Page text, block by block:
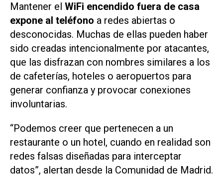
Mantener el WiFi encendido fuera de casa
expone al teléfono a redes abiertas o
desconocidas. Muchas de ellas pueden haber
sido creadas intencionalmente por atacantes,
que las disfrazan con nombres similares a los
de cafeterías, hoteles o aeropuertos para
generar confianza y provocar conexiones
involuntarias.
“Podemos creer que pertenecen a un
restaurante o un hotel, cuando en realidad son
redes falsas diseñadas para interceptar
datos”, alertan desde la Comunidad de Madrid.